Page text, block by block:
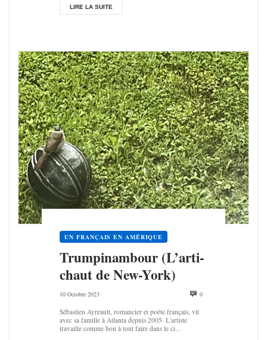
LIRE LA SUITE
UN FRANÇAIS EN AMÉRIQUE
Trum­pi­nam­bour (L’ar­ti­
chaut de New-York)
10 Octobre 2023 0
Sébastien Ayreault, romancier et poète français, vit
avec sa famille à Atlanta depuis 2005. L'artiste
travaille comme bon à tout faire dans le ci...